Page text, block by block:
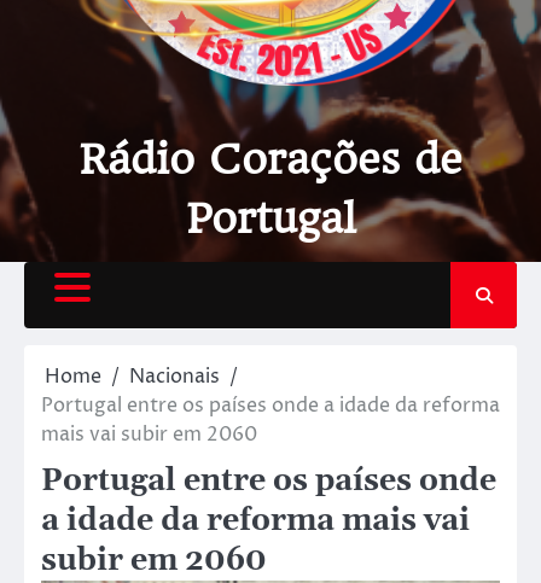
Rádio Corações de
Portugal
Home
Nacionais
Portugal entre os países onde a idade da reforma
mais vai subir em 2060
Portugal entre os países onde
a idade da reforma mais vai
subir em 2060